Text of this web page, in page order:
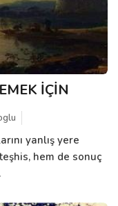
İÇİN
yanlış yere
hem de sonuç